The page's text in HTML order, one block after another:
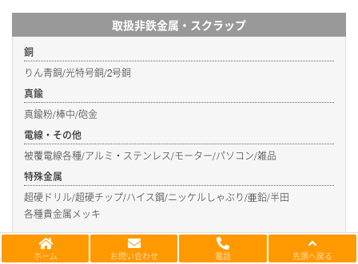
ホーム お問い合わせ 電話 先頭へ戻る
取扱非鉄金属・スクラップ
銅
りん青銅/光特号銅/2号銅
真鍮
真鍮粉/棒中/砲金
電線・その他
被覆電線各種/アルミ・ステンレス/モーター/パソコン/雑品
特殊金属
超硬ドリル/超硬チップ/ハイス鋼/ニッケルしゃぶり/亜鉛/半田
各種貴金属メッキ